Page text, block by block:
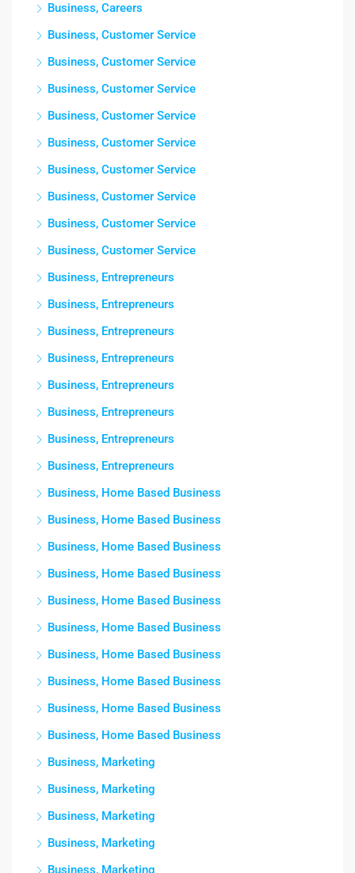
Business, Careers
Business, Customer Service
Business, Customer Service
Business, Customer Service
Business, Customer Service
Business, Customer Service
Business, Customer Service
Business, Customer Service
Business, Customer Service
Business, Customer Service
Business, Entrepreneurs
Business, Entrepreneurs
Business, Entrepreneurs
Business, Entrepreneurs
Business, Entrepreneurs
Business, Entrepreneurs
Business, Entrepreneurs
Business, Entrepreneurs
Business, Home Based Business
Business, Home Based Business
Business, Home Based Business
Business, Home Based Business
Business, Home Based Business
Business, Home Based Business
Business, Home Based Business
Business, Home Based Business
Business, Home Based Business
Business, Home Based Business
Business, Marketing
Business, Marketing
Business, Marketing
Business, Marketing
Business, Marketing